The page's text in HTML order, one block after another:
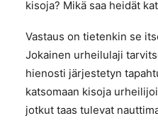
kisoja? Mikä saa heidät
Vastaus on tietenkin se
Jokainen urheilulaji
hienosti järjestetyn
katsomaan kisoja
jotkut taas tulevat